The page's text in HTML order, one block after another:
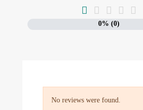
    
0% (0)
No reviews were found.